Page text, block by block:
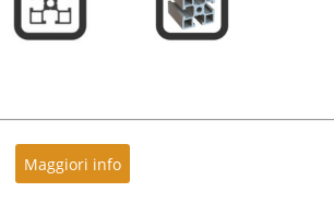
Maggiori info